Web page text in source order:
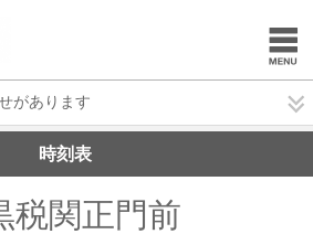
があります
時刻表
税関正門前